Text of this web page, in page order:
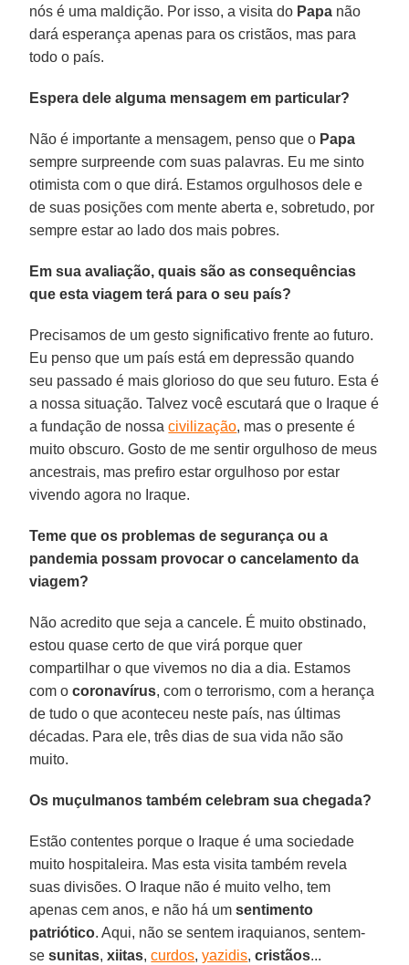
nós é uma maldição. Por isso, a visita do Papa não
dará esperança apenas para os cristãos, mas para
todo o país.
Espera dele alguma mensagem em particular?
Não é importante a mensagem, penso que o Papa
sempre surpreende com suas palavras. Eu me sinto
otimista com o que dirá. Estamos orgulhosos dele e
de suas posições com mente aberta e, sobretudo, por
sempre estar ao lado dos mais pobres.
Em sua avaliação, quais são as consequências
que esta viagem terá para o seu país?
Precisamos de um gesto significativo frente ao futuro.
Eu penso que um país está em depressão quando
seu passado é mais glorioso do que seu futuro. Esta é
a nossa situação. Talvez você escutará que o Iraque é
a fundação de nossacivilização, mas o presente é
muito obscuro. Gosto de me sentir orgulhoso de meus
ancestrais, mas prefiro estar orgulhoso por estar
vivendo agora no Iraque.
Teme que os problemas de segurança ou a
pandemia possam provocar o cancelamento da
viagem?
Não acredito que seja a cancele. É muito obstinado,
estou quase certo de que virá porque quer
compartilhar o que vivemos no dia a dia. Estamos
com ocoronavírus, com o terrorismo, com a herança
de tudo o que aconteceu neste país, nas últimas
décadas. Para ele, três dias de sua vida não são
muito.
Os muçulmanos também celebram sua chegada?
Estão contentes porque o Iraque é uma sociedade
muito hospitaleira. Mas esta visita também revela
suas divisões. O Iraque não é muito velho, tem
apenas cem anos, e não há umsentimento
patriótico. Aqui, não se sentem iraquianos, sentem-
sesunitas,xiitas,curdos,yazidis,cristãos...